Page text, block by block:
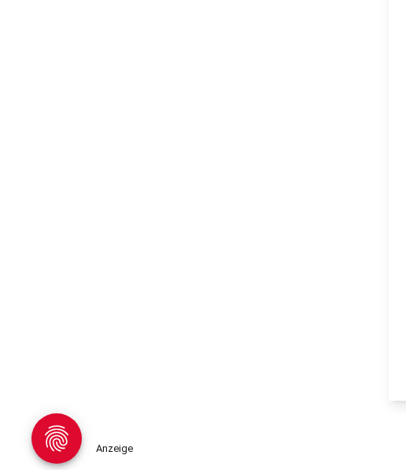
Anzeige